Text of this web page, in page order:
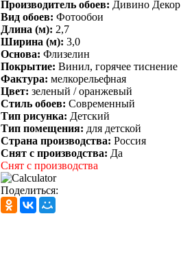
Производитель обоев: Дивино Декор
Вид обоев: Фотообои
Длина (м): 2,7
Ширина (м): 3,0
Основа: Флизелин
Покрытие: Винил, горячее тиснение
Фактура: мелкорельефная
Цвет: зеленый / оранжевый
Стиль обоев: Современный
Тип рисунка: Детский
Тип помещения: для детской
Страна производства: Россия
Снят с производства: Да
Снят с производства
Поделиться: